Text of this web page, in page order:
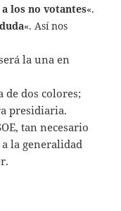
los no votantes«.
«. Así nos
la una en
de dos colores;
presidiaria.
tan necesario
la generalidad